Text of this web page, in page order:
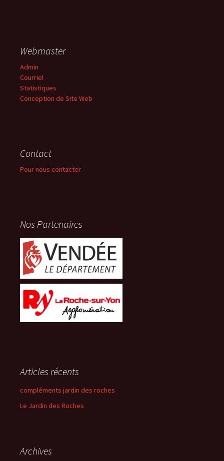
Webmaster
Admin
Courriel
Statistiques
Conception de Site Web
Contact
Pour nous contacter
Nos Partenaires
Articles récents
compléments jardin des roches
Le Jardin des Roches
Archives